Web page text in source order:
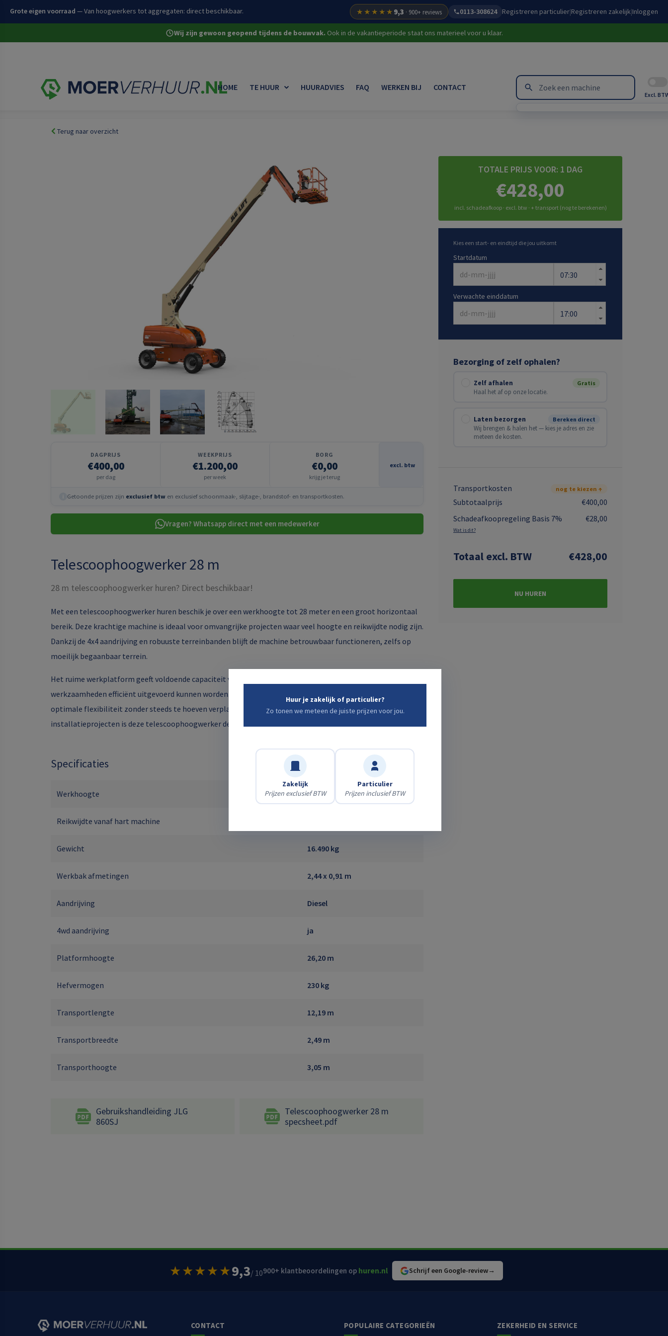
Grote eigen voorraad — Van hoogwerkers tot aggregaten: direct beschikbaar. ★★★★★ 9,3 · 900+ reviews 0113-308624 Registreren particulier|Registreren zakelijk|Inloggen
Wij zijn gewoon geopend tijdens de bouwvak. Ook in de vakantieperiode staat ons materieel voor u klaar.
HOME TE HUUR HUURADVIES FAQ WERKEN BIJ CONTACT
Excl.
Terug naar overzicht
DAGPRIJS
€400,00
per dag
WEEKPRIJS
€1.200,00
per week
BORG
€0,00
krijg je terug
excl. btw
Getoonde prijzen zijn exclusief btw en exclusief schoonmaak-, slijtage-, brandstof- en transportkosten.
Vragen? Whatsapp direct met een medewerker
Telescoophoogwerker 28 m
28 m telescoophoogwerker huren? Direct beschikbaar!
Met een telescoophoogwerker huren beschik je over een werkhoogte tot 28 meter en een groot horizontaal
bereik. Deze krachtige machine is ideaal voor omvangrijke projecten waar veel hoogte en reikwijdte nodig zijn.
Dankzij de 4x4 aandrijving en robuuste terreinbanden blijft de machine betrouwbaar functioneren, zelfs op
moeilijk begaanbaar terrein.
Het ruime werkplatform geeft voldoende capaciteit voor meerdere personen en gereedschap, waardoor
werkzaamheden efficiënt uitgevoerd kunnen worden. De continue rotatie van de bovenwagen zorgt voor
optimale flexibiliteit zonder steeds te hoeven verplaatsen. Voor grote constructies, gevelwerk of
installatieprojecten is deze telescoophoogwerker de perfecte keuze.
Specificaties
Werkhoogte 28,20 m
Reikwijdte vanaf hart machine
Gewicht 16.490 kg
Werkbak afmetingen 2,44 x 0,91 m
Aandrijving Diesel
4wd aandrijving ja
Platformhoogte 26,20 m
Hefvermogen 230 kg
Transportlengte 12,19 m
Transportbreedte 2,49 m
Transporthoogte 3,05 m
Gebruikshandleiding JLG
860SJ
Telescoophoogwerker 28 m
specsheet.pdf
TOTALE PRIJS VOOR: 1 DAG
€428,00
incl. schadeafkoop · excl. btw · + transport (nog te berekenen)
Kies een start- en eindtijd die jou uitkomt
Startdatum
Verwachte einddatum
Bezorging of zelf ophalen?
Gratis
Zelf afhalen
Haal het af op onze locatie.
Bereken direct
Laten bezorgen
Wij brengen & halen het — kies je adres en zie
meteen de kosten.
Transportkosten nog te kiezen ↑
Subtotaalprijs
€400,00
Schadeafkoopregeling Basis 7%
€28,00
Wat is dit?
Totaal excl. BTW €428,00
NU HUREN
★★★★★9,3/ 10900+ klantbeoordelingen op huren.nl Schrijf een Google-review→
CONTACT POPULAIRE CATEGORIEËN ZEKERHEID EN SERVICE
Huur je zakelijk of particulier?
Zo tonen we meteen de juiste prijzen voor jou.
Zakelijk
Prijzen exclusief BTW
Particulier
Prijzen inclusief BTW